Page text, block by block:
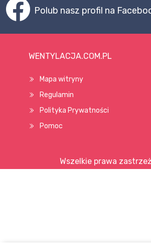
Polub nasz profil na
WENTYLACJA.COM.PL
Mapa witryny
Regulamin
Polityka Prywatności
Pomoc
Wszelkie prawa